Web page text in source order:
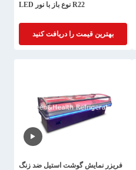
R22 نوع باز با نور LED
بهترین قیمت را دریافت کنید
فریزر نمایش گوشت استیل ضد زنگ